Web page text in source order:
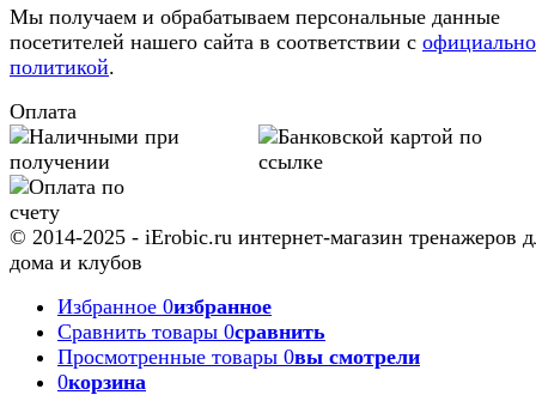
Мы получаем и обрабатываем персональные данные
посетителей нашего сайта в соответствии с
политикой.
Оплата
© 2014-2025 - iErobic.ru интернет-магазин тренажеров
дома и клубов
Избранное 0избранное
Сравнить товары 0сравнить
Просмотренные товары 0вы смотрели
0корзина